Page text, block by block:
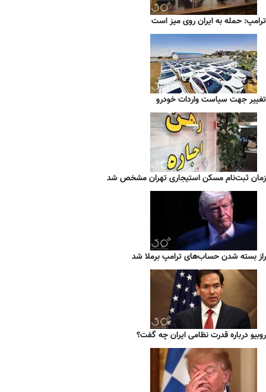
ترامپ: حمله به ایران روی میز است
تغییر جهت سیاست واردات خودرو
زمان ثبت‌نام مسکن استیجاری تهران مشخص شد
راز بسته شدن حساب‌های ترامپ برملا شد
روبیو درباره قدرت نظامی ایران چه گفت؟